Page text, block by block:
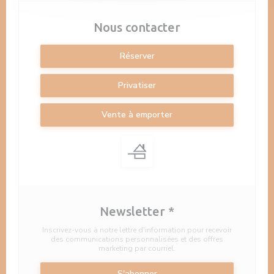
Nous contacter
Réserver
Privatiser
Vente à emporter
Newsletter *
Inscrivez-vous à notre lettre d'information pour recevoir
des communications personnalisées et des offres
marketing par courriel.